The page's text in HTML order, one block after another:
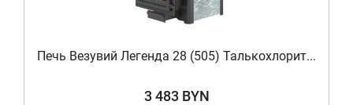
Печь Везувий Легенда 28 (505) Талькохлорит...
3 483 BYN